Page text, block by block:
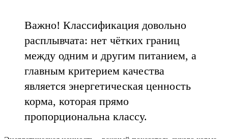
Важно! Классификация довольно
расплывчата: нет чётких границ
между одним и другим питанием, а
главным критерием качества
является энергетическая ценность
корма, которая прямо
пропорциональна классу.